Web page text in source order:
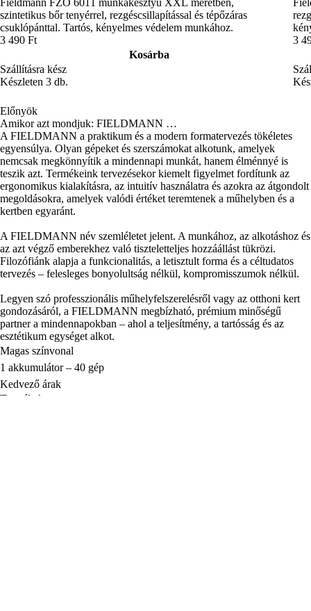
Fieldmann FZO 6011 munkakesztyű XXL méretben,
szintetikus bőr tenyérrel, rezgéscsillapítással és tépőzáras
csuklópánttal. Tartós, kényelmes védelem munkához.
3 490 Ft
Kosárba
Szállításra kész
Készleten 3 db.
3
Előnyök
Amikor azt mondjuk: FIELDMANN …
A FIELDMANN a praktikum és a modern formatervezés tökéletes
egyensúlya. Olyan gépeket és szerszámokat alkotunk, amelyek
nemcsak megkönnyítik a mindennapi munkát, hanem élménnyé is
teszik azt. Termékeink tervezésekor kiemelt figyelmet fordítunk az
ergonomikus kialakításra, az intuitív használatra és azokra az átgondolt
megoldásokra, amelyek valódi értéket teremtenek a műhelyben és a
kertben egyaránt.
A FIELDMANN név szemléletet jelent. A munkához, az alkotáshoz és
az azt végző emberekhez való tiszteletteljes hozzáállást tükrözi.
Filozófiánk alapja a funkcionalitás, a letisztult forma és a céltudatos
tervezés – felesleges bonyolultság nélkül, kompromisszumok nélkül.
Legyen szó professzionális műhelyfelszerelésről vagy az otthoni kert
gondozásáról, a FIELDMANN megbízható, prémium minőségű
partner a mindennapokban – ahol a teljesítmény, a tartósság és az
esztétikum egységet alkot.
Magas színvonal
1 akkumulátor – 40 gép
Kedvező árak
Termékek